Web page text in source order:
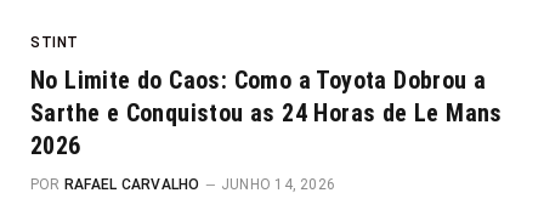
STINT
No Limite do Caos: Como a Toyota Dobrou a
Sarthe e Conquistou as 24 Horas de Le Mans
2026
POR RAFAEL CARVALHO JUNHO 14, 2026